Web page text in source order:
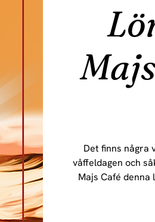
Det finns några
våffeldagen och
Majs Café